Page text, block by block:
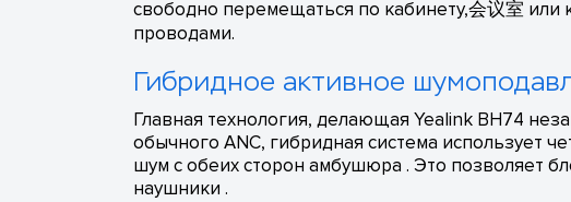
свободно перемещаться по кабинету,会议室 или
проводами.
Гибридное активное
Главная технология, делающая Yealink BH74
обычного ANC, гибридная система использует
шум с обеих сторон амбушюра . Это позволяет
наушники .